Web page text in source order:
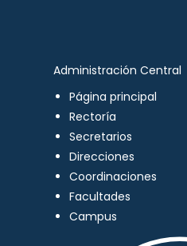
Administración Central
Página principal
Rectoría
Secretarios
Direcciones
Coordinaciones
Facultades
Campus